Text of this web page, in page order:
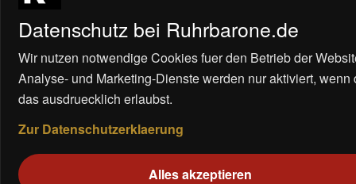
Datenschutz bei Ruhrbarone.de
Wir nutzen notwendige Cookies fuer den Betrieb der
Analyse- und Marketing-Dienste werden nur aktiviert, wenn
das ausdruecklich erlaubst.
Zur Datenschutzerklaerung
Alles akzeptieren